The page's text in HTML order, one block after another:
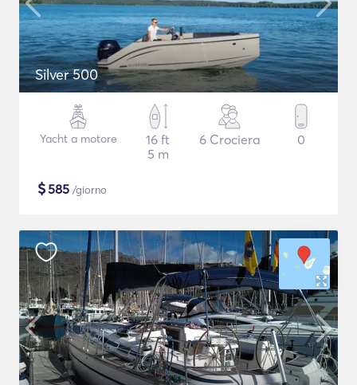
Silver 500
Yacht a motore
16 ft
5 m
6 Crociera 0
$585 /giorno